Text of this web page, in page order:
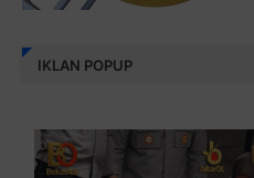
IKLAN POPUP